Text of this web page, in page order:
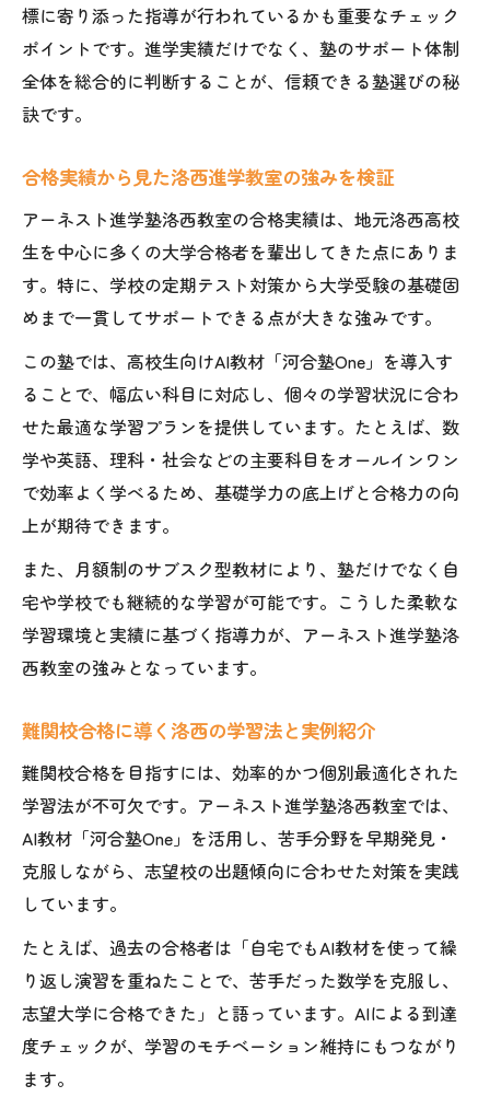
標に寄り添った指導が行われているかも重要なチェック
ポイントです。進学実績だけでなく、塾のサポート体制
全体を総合的に判断することが、信頼できる塾選びの秘
訣です。
合格実績から見た洛西進学教室の強みを検証
アーネスト進学塾洛西教室の合格実績は、地元洛西高校
生を中心に多くの大学合格者を輩出してきた点にありま
す。特に、学校の定期テスト対策から大学受験の基礎固
めまで一貫してサポートできる点が大きな強みです。
この塾では、高校生向けAI教材「河合塾One」を導入す
ることで、幅広い科目に対応し、個々の学習状況に合わ
せた最適な学習プランを提供しています。たとえば、数
学や英語、理科・社会などの主要科目をオールインワン
で効率よく学べるため、基礎学力の底上げと合格力の向
上が期待できます。
また、月額制のサブスク型教材により、塾だけでなく自
宅や学校でも継続的な学習が可能です。こうした柔軟な
学習環境と実績に基づく指導力が、アーネスト進学塾洛
西教室の強みとなっています。
難関校合格に導く洛西の学習法と実例紹介
難関校合格を目指すには、効率的かつ個別最適化された
学習法が不可欠です。アーネスト進学塾洛西教室では、
AI教材「河合塾One」を活用し、苦手分野を早期発見・
克服しながら、志望校の出題傾向に合わせた対策を実践
しています。
たとえば、過去の合格者は「自宅でもAI教材を使って繰
り返し演習を重ねたことで、苦手だった数学を克服し、
志望大学に合格できた」と語っています。AIによる到達
度チェックが、学習のモチベーション維持にもつながり
ます。